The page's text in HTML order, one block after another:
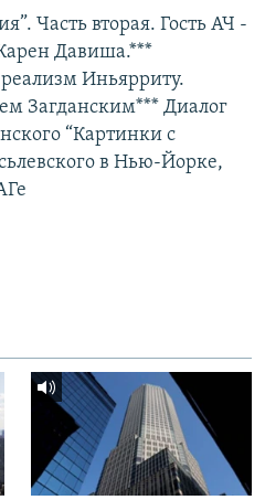
Часть вторая. Гость АЧ -
Давиша.***
Иньярриту.
Загданским*** Диалог
“Картинки с
в Нью-Йорке,